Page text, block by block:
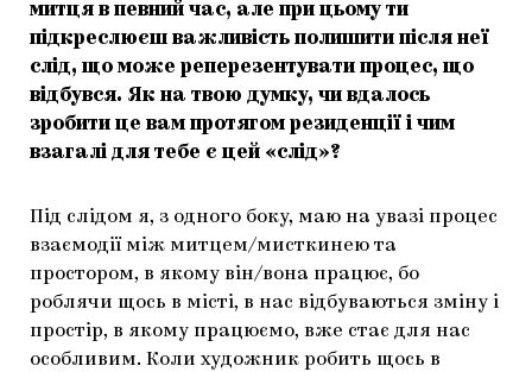
митця в певний час, але при цьому ти
підкреслюєш важливість полишити після неї
слід, що може реперезентувати процес, що
відбувся. Як на твою думку, чи вдалось
зробити це вам протягом резиденції і чим
взагалі для тебе є цей «слід»?
Під слідом я, з одного боку, маю на увазі процес
взаємодії між митцем/мисткинею та
простором, в якому він/вона працює, бо
роблячи щось в місті, в нас відбуваються зміну і
простір, в якому працюємо, вже стає для нас
особливим. Коли художник робить щось в